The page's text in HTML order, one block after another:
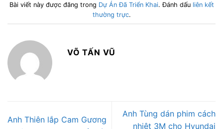
Bài viết này được đăng trong Dự Án Đã Triển Khai. Đánh dấu liên kết
thường trực.
VÕ TẤN VŨ
Anh Thiên lắp Cam Gương
Anh Tùng dán phim cách
nhiệt 3M cho Hyundai